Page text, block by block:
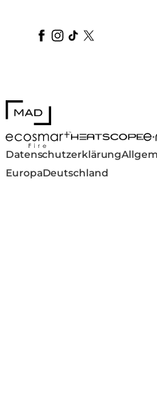
blindedesign
blindedesign
blindedesign
blinde-design
blindedesign
MAD Design
EcoSmart FireHEATSCOPE®
e-
Datenschutzerklärung
EuropaDeutschland